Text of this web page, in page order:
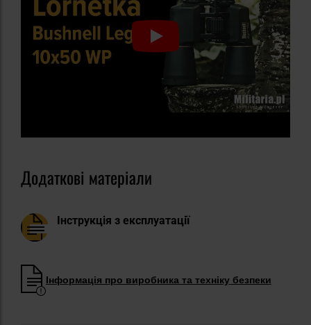
Додаткові матеріали
Інструкція з експлуатації
Інформація про виробника та техніку безпеки